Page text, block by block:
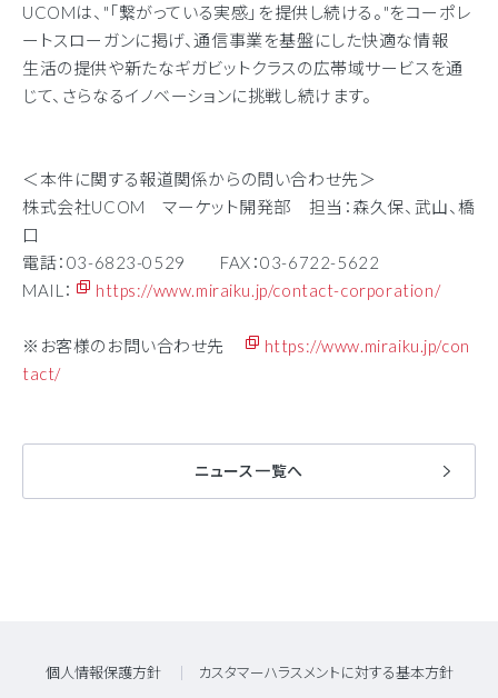
UCOMは、"「繋がっている実感」を提供し続ける。"をコーポレ
ートスローガンに掲げ、通信事業を基盤にした快適な情報
生活の提供や新たなギガビットクラスの広帯域サービスを通
じて、さらなるイノベーションに挑戦し続けます。
＜本件に関する報道関係からの問い合わせ先＞
株式会社UCOM マーケット開発部 担当：森久保、武山、橋
口
電話：03-6823-0529 FAX：03-6722-5622
MAIL：
https://www.miraiku.jp/contact-corporation/
※お客様のお問い合わせ先
https://www.miraiku.jp/con
tact/
ニュース一覧へ
個人情報保護方針 カスタマーハラスメントに対する基本方針